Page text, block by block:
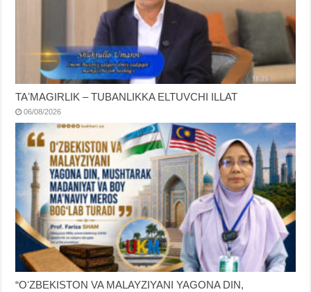
TAʼMAGIRLIK – TUBANLIKKA ELTUVCHI ILLAT
06/08/2026
“OʻZBEKISTON VA MALAYZIYANI YAGONA DIN,